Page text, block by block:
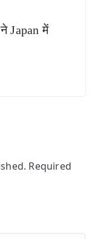
Japan में
Required